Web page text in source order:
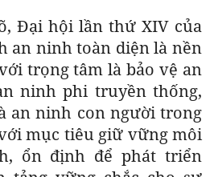
Đại hội lần thứ XIV của
an ninh toàn diện là nền
trọng tâm là bảo vệ an
ninh phi truyền thống,
an ninh con người trong
mục tiêu giữ vững môi
ổn định để phát triển